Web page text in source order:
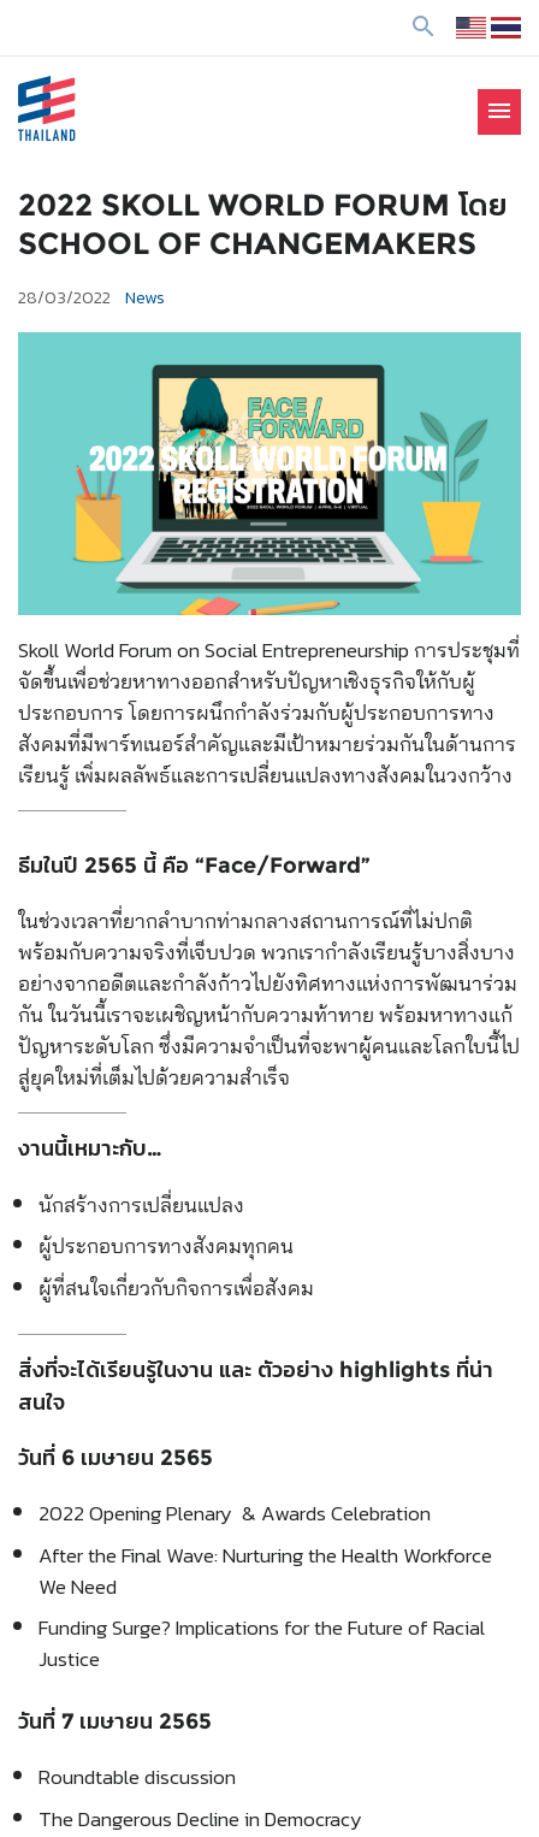
search
Enterprise: SE
menu
2022 SKOLL WORLD FORUM โดย
SCHOOL OF CHANGEMAKERS
28/03/2022 News
Skoll World Forum on Social Entrepreneurship การประชุมที่
จัดขึ้นเพื่อช่วยหาทางออกสำหรับปัญหาเชิงธุรกิจให้กับผู้
ประกอบการ โดยการผนึกกำลังร่วมกับผู้ประกอบการทาง
สังคมที่มีพาร์ทเนอร์สำคัญและมีเป้าหมายร่วมกันในด้านการ
เรียนรู้ เพิ่มผลลัพธ์และการเปลี่ยนแปลงทางสังคมในวงกว้าง
ธีมในปี 2565 นี้ คือ “Face/Forward”
ในช่วงเวลาที่ยากลำบากท่ามกลางสถานการณ์ที่ไม่ปกติ
พร้อมกับความจริงที่เจ็บปวด พวกเรากำลังเรียนรู้บางสิ่งบาง
อย่างจากอดีตและกำลังก้าวไปยังทิศทางแห่งการพัฒนาร่วม
กัน ในวันนี้เราจะเผชิญหน้ากับความท้าทาย พร้อมหาทางแก้
ปัญหาระดับโลก ซึ่งมีความจำเป็นที่จะพาผู้คนและโลกใบนี้ไป
สู่ยุคใหม่ที่เต็มไปด้วยความสำเร็จ
งานนี้เหมาะกับ…
นักสร้างการเปลี่ยนแปลง
ผู้ประกอบการทางสังคมทุกคน
ผู้ที่สนใจเกี่ยวกับกิจการเพื่อสังคม
สิ่งที่จะได้เรียนรู้ในงาน และ ตัวอย่าง highlights ที่น่า
สนใจ
วันที่ 6 เมษายน 2565
2022 Opening Plenary & Awards Celebration
After the Final Wave: Nurturing the Health Workforce
We Need
Funding Surge? Implications for the Future of Racial
Justice
วันที่ 7 เมษายน 2565
Roundtable discussion
The Dangerous Decline in Democracy